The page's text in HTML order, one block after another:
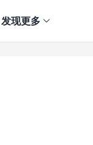
发现更多